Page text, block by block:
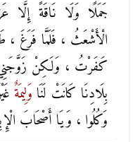
جَمَلًا وَلَا نَاقَةً
الْأَشْعَثُ ، فَلَمَّا فَرَغَ ،
كَفَرْتُ ، وَلَكِنْ زَوَّجَنِي
بِلَادِنَا كَانَتْ لَنَا وَلِيمَةٌ
وَكُلُوا ، وَيَا أَصْحَابَ